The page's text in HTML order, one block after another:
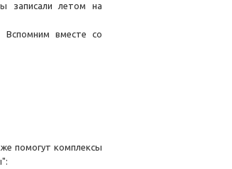
записали летом на
Вспомним вместе со
помогут комплексы